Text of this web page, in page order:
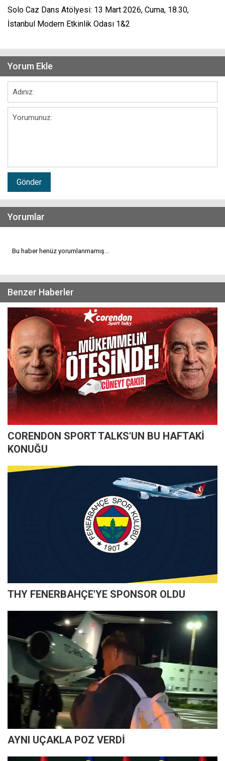
Solo Caz Dans Atölyesi: 13 Mart 2026, Cuma, 18.30,
İstanbul Modern Etkinlik Odası 1&2
Yorum Ekle
Gönder
Yorumlar
Bu haber henüz yorumlanmamış...
Benzer Haberler
CORENDON SPORT TALKS'UN BU HAFTAKİ
KONUĞU
THY FENERBAHÇE'YE SPONSOR OLDU
AYNI UÇAKLA POZ VERDİ